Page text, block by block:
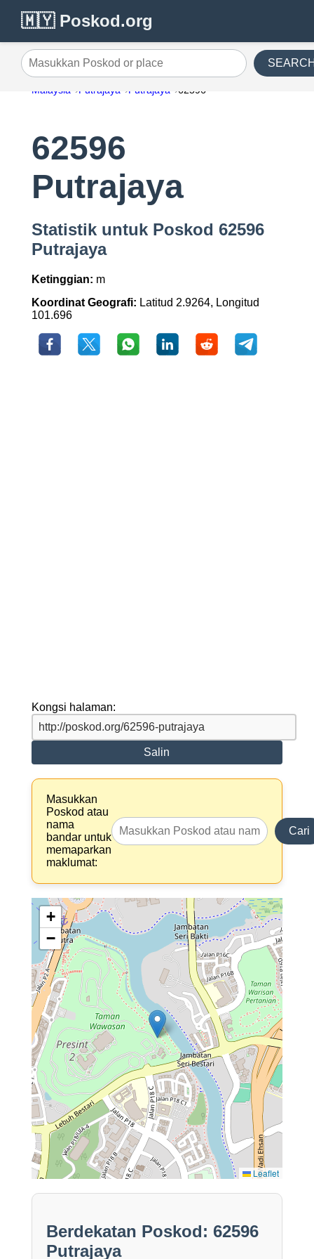
🇲🇾 Poskod.org
Masukkan Poskod or place
Malaysia Putrajaya Putrajaya 62596
62596
Putrajaya
Statistik untuk Poskod 62596
Putrajaya
Ketinggian: m
Koordinat Geografi: Latitud 2.9264, Longitud
101.696
Kongsi halaman:
Salin
Masukkan
Poskod atau
nama
bandar untuk
memaparkan
maklumat:
Cari
+
−
Leaflet
Berdekatan Poskod: 62596
Putrajaya